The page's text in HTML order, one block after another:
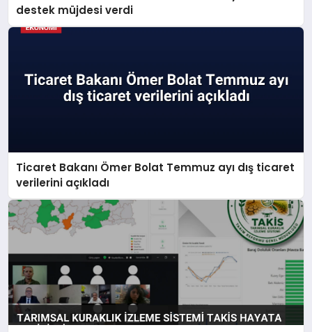
destek müjdesi verdi
Ticaret Bakanı Ömer Bolat Temmuz ayı dış ticaret
verilerini açıkladı